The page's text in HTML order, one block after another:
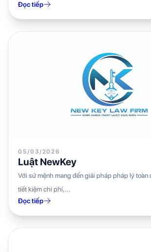
Đọc tiếp
05/03/2026
Luật NewKey
Với sứ mệnh mang đến giải pháp pháp lý toàn
tiết kiệm chi phí,...
Đọc tiếp